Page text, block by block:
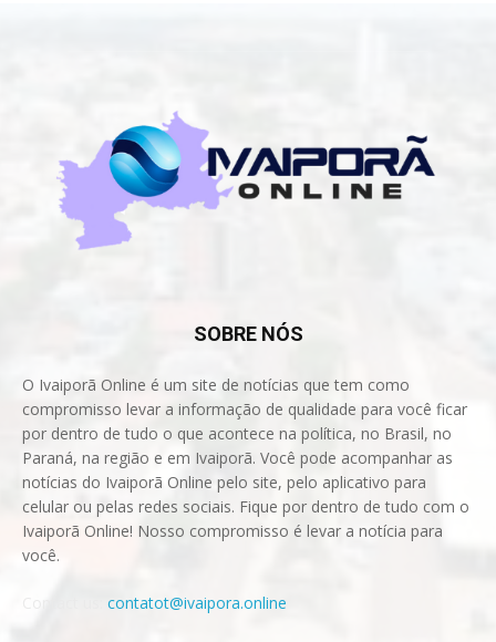
SOBRE NÓS
O Ivaiporã Online é um site de notícias que tem como
compromisso levar a informação de qualidade para você ficar
por dentro de tudo o que acontece na política, no Brasil, no
Paraná, na região e em Ivaiporã. Você pode acompanhar as
notícias do Ivaiporã Online pelo site, pelo aplicativo para
celular ou pelas redes sociais. Fique por dentro de tudo com o
Ivaiporã Online! Nosso compromisso é levar a notícia para
você.
contatot@ivaipora.online